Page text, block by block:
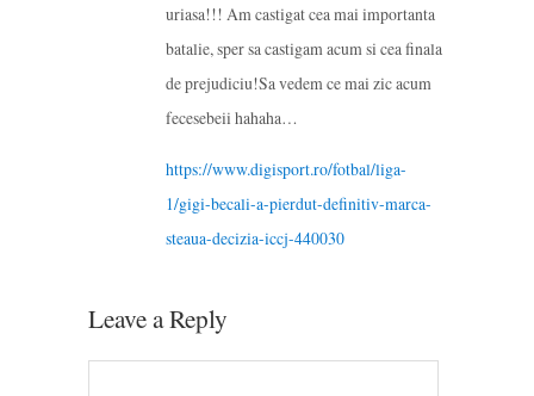
uriasa!!! Am castigat cea mai importanta
batalie, sper sa castigam acum si cea finala
de prejudiciu!Sa vedem ce mai zic acum
fecesebeii hahaha…
https://www.digisport.ro/fotbal/liga-
1/gigi-becali-a-pierdut-definitiv-marca-
steaua-decizia-iccj-440030
Leave a Reply